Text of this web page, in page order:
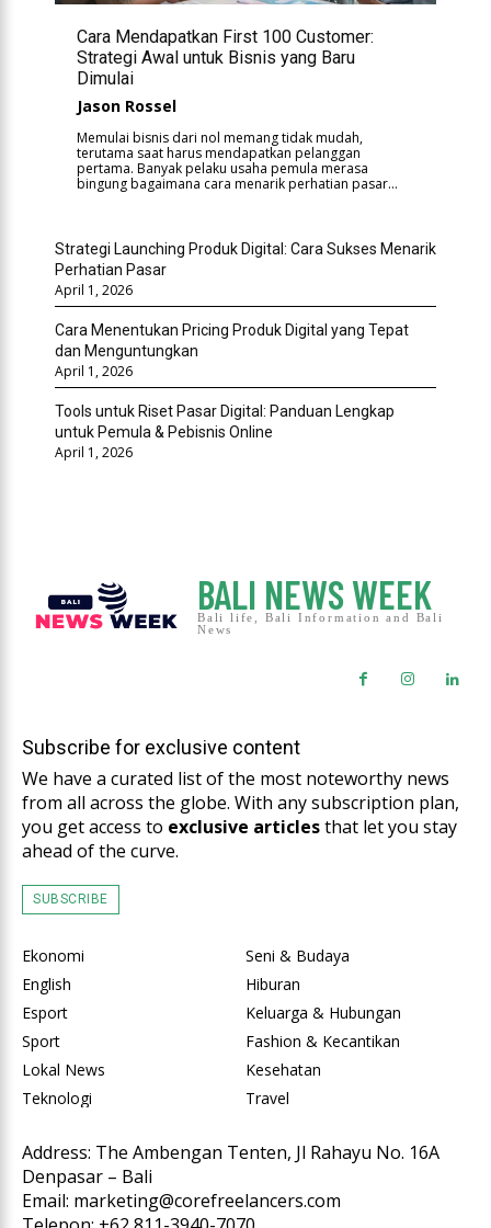
Cara Mendapatkan First 100 Customer:
Strategi Awal untuk Bisnis yang Baru
Dimulai
Jason Rossel
Memulai bisnis dari nol memang tidak mudah,
terutama saat harus mendapatkan pelanggan
pertama. Banyak pelaku usaha pemula merasa
bingung bagaimana cara menarik perhatian pasar...
Strategi Launching Produk Digital: Cara Sukses Menarik
Perhatian Pasar
April 1, 2026
Cara Menentukan Pricing Produk Digital yang Tepat
dan Menguntungkan
April 1, 2026
Tools untuk Riset Pasar Digital: Panduan Lengkap
untuk Pemula & Pebisnis Online
April 1, 2026
BALI NEWS WEEK
Bali life, Bali Information and Bali
News
Subscribe for exclusive content
We have a curated list of the most noteworthy news
from all across the globe. With any subscription plan,
you get access to exclusive articlesthat let you stay
ahead of the curve.
SUBSCRIBE
Ekonomi
English
Esport
Sport
Lokal News
Teknologi
Seni & Budaya
Hiburan
Keluarga & Hubungan
Fashion & Kecantikan
Kesehatan
Travel
Address: The Ambengan Tenten, Jl Rahayu No. 16A
Denpasar – Bali
Email: marketing@corefreelancers.com